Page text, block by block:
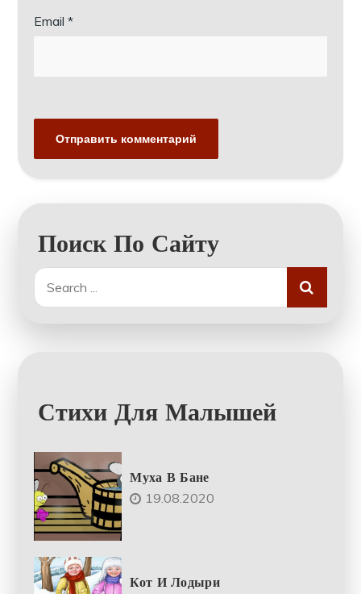
Email*
Поиск По Сайту
Search
for:
Стихи Для Малышей
Муха В Бане
19.08.2020
Кот И Лодыри